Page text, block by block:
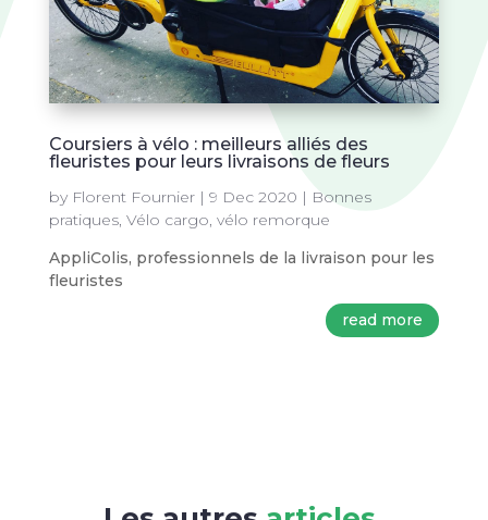
Coursiers à vélo : meilleurs alliés des
fleuristes pour leurs livraisons de fleurs
by Florent Fournier| 9 Dec 2020 | Bonnes
pratiques, Vélo cargo, vélo remorque
AppliColis, professionnels de la livraison pour les
fleuristes
read more